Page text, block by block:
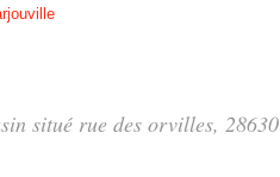
situé rue des orvilles, 28630